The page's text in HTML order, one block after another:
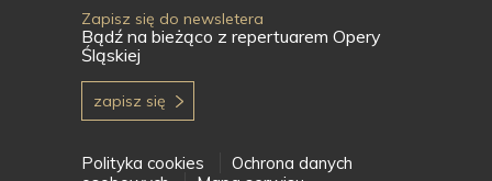
Zapisz się do newsletera
Bądź na bieżąco z repertuarem Opery
Śląskiej
zapisz się
Polityka cookies
Ochrona danych